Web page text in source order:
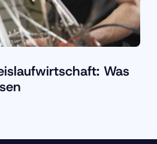
Was